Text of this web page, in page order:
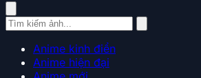
Anime kinh điển
Anime hiện đại